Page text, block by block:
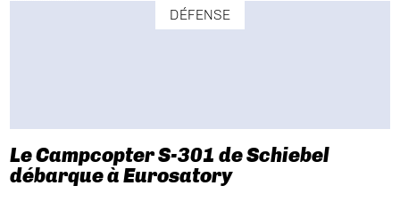
DÉFENSE
Le Campcopter S-301 de Schiebel
débarque à Eurosatory